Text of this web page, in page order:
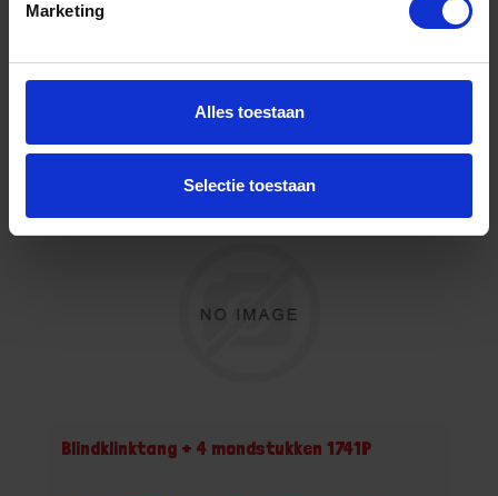
Marketing
Alles toestaan
Selectie toestaan
+
Stuk
Blindklinktang + 4 mondstukken 1741P